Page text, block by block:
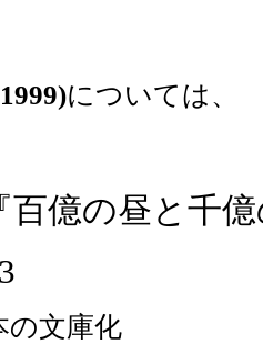
については、
百億の昼と千
文庫化